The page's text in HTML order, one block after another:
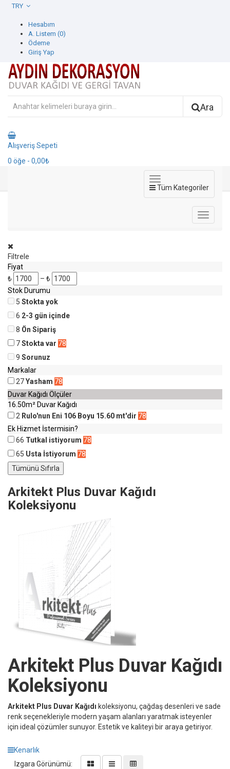
Hesabım
A. Listem (0)
Ödeme
Giriş Yap
Ara
Alışveriş Sepeti
0 öğe - 0,00₺
Tüm Kategoriler
Filtrele
Fiyat
₺
– ₺
Stok Durumu
5 Stokta yok
6 2-3 gün içinde
8 Ön Sipariş
7Stokta var 78
9 Sorunuz
Markalar
27Yasham 78
Duvar Kağıdı Ölçüler
16.50m² Duvar Kağıdı
2 Rulo'nun Eni 106 Boyu 15.60 mt'dir 78
Ek Hizmet İstermisin?
66 Tutkal istiyorum 78
65 Usta İstiyorum 78
Arkitekt Plus Duvar Kağıdı
Koleksiyonu
Arkitekt Plus Duvar Kağıdı
Koleksiyonu
Arkitekt Plus Duvar Kağıdı koleksiyonu, çağdaş desenleri ve sade
renk seçenekleriyle modern yaşam alanları yaratmak isteyenler
için ideal çözümler sunuyor. Estetik ve kaliteyi bir araya getiriyor.
Kenarlık
Izgara Görünümü: